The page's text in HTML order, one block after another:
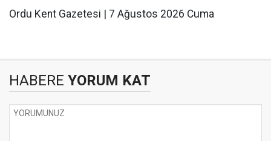
Ordu Kent Gazetesi | 7 Ağustos 2026 Cuma
HABERE YORUM KAT